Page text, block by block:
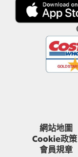
網站地圖
Cookie政策
會員規章